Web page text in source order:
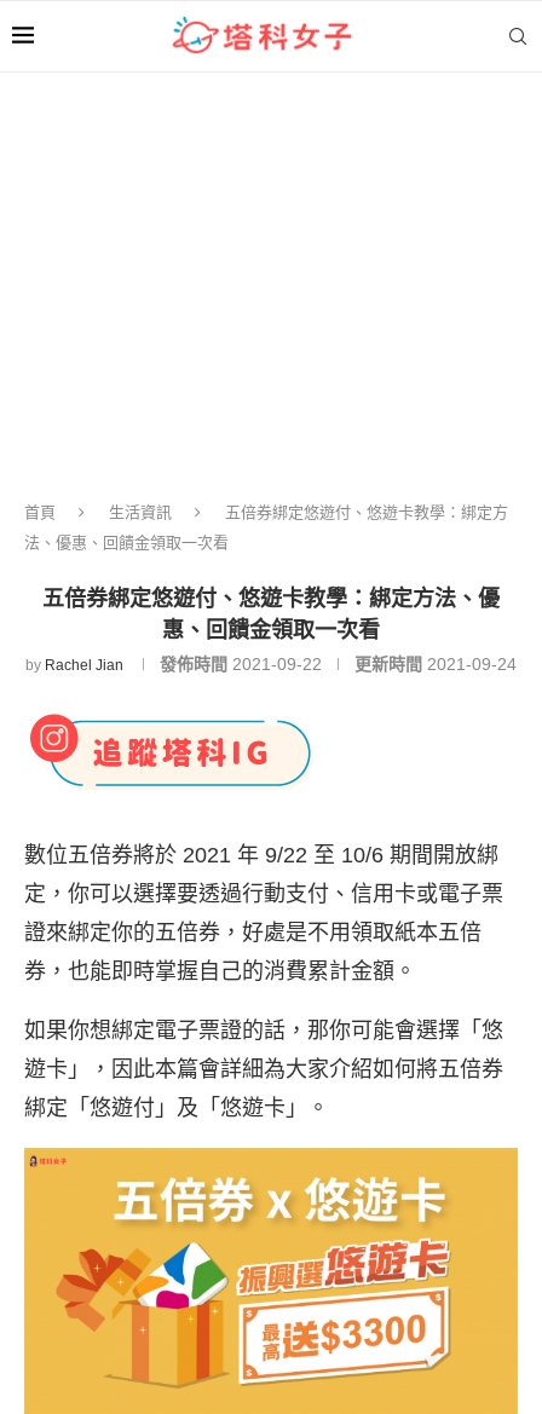
首頁 生活資訊
五倍券綁定悠遊付、悠遊卡教學：綁定方
法、優惠、回饋金領取一次看
五倍券綁定悠遊付、悠遊卡教學：綁定方法、優
惠、回饋金領取一次看
by Rachel Jian 發佈時間 2021-09-22 更新時間 2021-09-24
數位五倍券將於 2021 年 9/22 至 10/6 期間開放綁
定，你可以選擇要透過行動支付、信用卡或電子票
證來綁定你的五倍券，好處是不用領取紙本五倍
券，也能即時掌握自己的消費累計金額。
如果你想綁定電子票證的話，那你可能會選擇「悠
遊卡」，因此本篇會詳細為大家介紹如何將五倍券
綁定「悠遊付」及「悠遊卡」。